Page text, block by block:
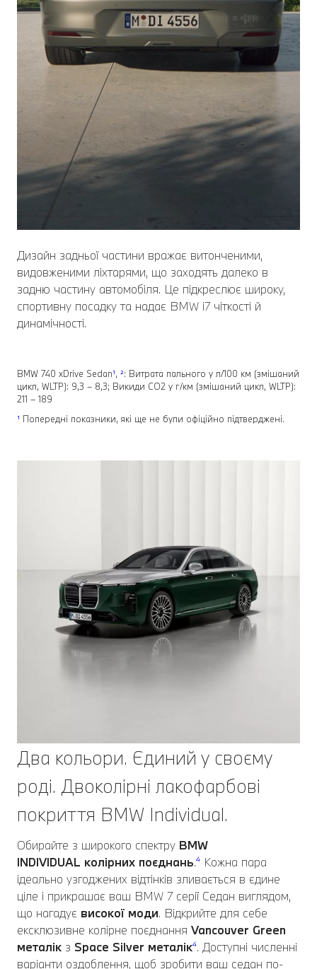
Дизайн задньої частини вражає витонченими,
видовженими ліхтарями, що заходять далеко в
задню частину автомобіля. Це підкреслює широку,
спортивну посадку та надає BMW i7 чіткості й
динамічності.
BMW 740 xDrive Sedan¹, ²: Витрата пального у л/100 км (змішаний
цикл, WLTP): 9,3 – 8,3; Викиди СО2 у г/км (змішаний цикл, WLTP):
211 – 189
¹ Попередні показники, які ще не були офіційно підтверджені.
Два кольори. Єдиний у своєму
роді. Двоколірні лакофарбові
покриття BMW Individual.
Обирайте з широкого спектру BMW
INDIVIDUAL колірних поєднань.⁴ Кожна пара
ідеально узгоджених відтінків зливається в єдине
ціле і прикрашає ваш BMW 7 серії Седан виглядом,
що нагадує високої моди. Відкрийте для себе
ексклюзивне колірне поєднання Vancouver Green
металік з Space Silver металік⁴. Доступні численні
варіанти оздоблення, щоб зробити ваш седан по-